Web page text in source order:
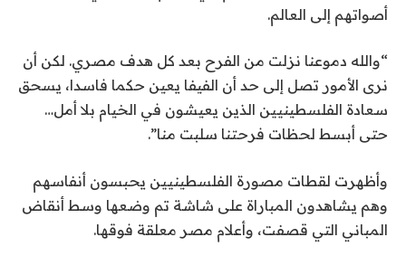
أصواتهم إلى العالم.
“والله دموعنا نزلت من الفرح بعد كل هدف مصري. لكن أن
نرى الأمور تصل إلى حد أن الفيفا يعين حكما فاسدا، يسحق
سعادة الفلسطينيين الذين يعيشون في الخيام بلا أمل…
حتى أبسط لحظات فرحتنا سلبت منا”.
وأظهرت لقطات مصورة الفلسطينيين يحبسون أنفاسهم
وهم يشاهدون المباراة على شاشة تم وضعها وسط أنقاض
المباني التي قصفت، وأعلام مصر معلقة فوقها.